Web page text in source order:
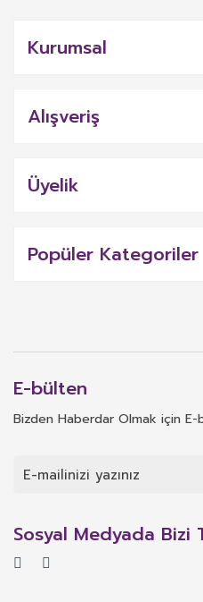
Kurumsal
Alışveriş
Üyelik
Popüler Kategoriler
E-bülten
Bizden Haberdar Olmak için E-
Sosyal Medyada Bizi